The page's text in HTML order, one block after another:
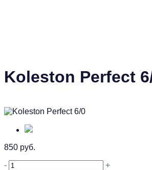
Koleston Perfect
850 руб.
-
+